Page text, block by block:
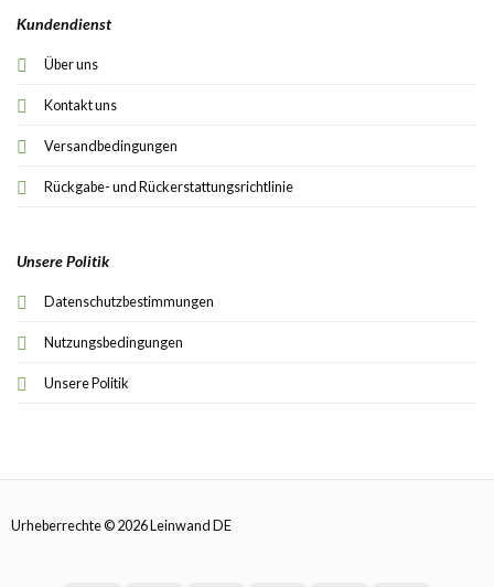
Kundendienst
Über uns
Kontakt uns
Versandbedingungen
Rückgabe- und Rückerstattungsrichtlinie
Unsere Politik
Datenschutzbestimmungen
Nutzungsbedingungen
Unsere Politik
Urheberrechte © 2026 Leinwand DE